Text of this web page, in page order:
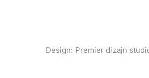
Design: Premier dizajn